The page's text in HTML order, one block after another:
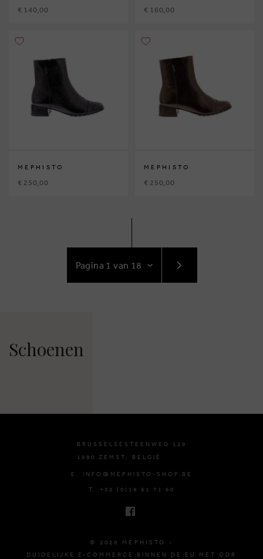
€ 140,00 € 160,00
MEPHISTO
€ 250,00
MEPHISTO
€ 250,00
NAAR
VOLGENDE
Schoenen
BRUSSELSESTEENWEG 129
1980 ZEMST, BELGIË
E. INFO@MEPHISTO-SHOP.BE
T. +32 (0)16 61 71 60
© 2026 MEPHISTO -
DUIDELIJKE E-COMMERCE BINNEN DE EU MET ODR